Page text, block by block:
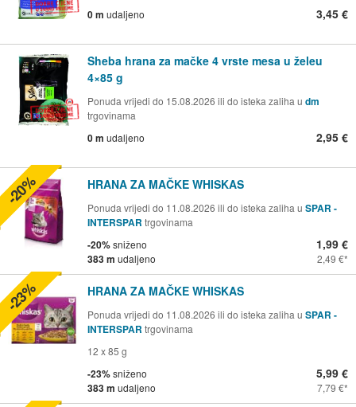
0 m udaljeno 3,45 €
Sheba hrana za mačke 4 vrste mesa u želeu
4×85 g
Ponuda vrijedi do 15.08.2026 ili do isteka zaliha u dm
trgovinama
0 m udaljeno 2,95 €
HRANA ZA MAČKE WHISKAS
Ponuda vrijedi do 11.08.2026 ili do isteka zaliha u SPAR -
INTERSPAR trgovinama
-20%sniženo
383 m udaljeno
1,99 €
2,49 €
-20%
HRANA ZA MAČKE WHISKAS
Ponuda vrijedi do 11.08.2026 ili do isteka zaliha u SPAR -
INTERSPAR trgovinama
12 x 85 g
-23%sniženo
383 m udaljeno
5,99 €
7,79 €
-23%